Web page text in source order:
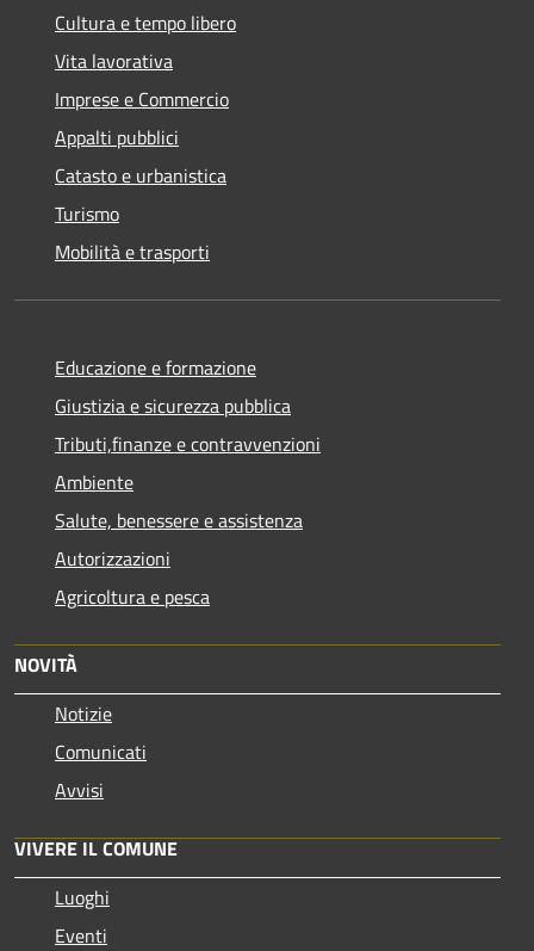
Cultura e tempo libero
Vita lavorativa
Imprese e Commercio
Appalti pubblici
Catasto e urbanistica
Turismo
Mobilità e trasporti
Educazione e formazione
Giustizia e sicurezza pubblica
Tributi,finanze e contravvenzioni
Ambiente
Salute, benessere e assistenza
Autorizzazioni
Agricoltura e pesca
NOVITÀ
Notizie
Comunicati
Avvisi
VIVERE IL COMUNE
Luoghi
Eventi